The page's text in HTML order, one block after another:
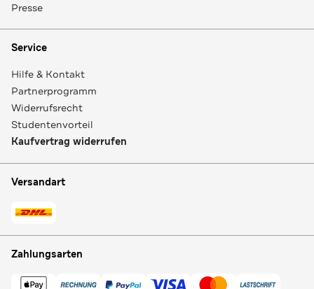
Presse
Service
Hilfe & Kontakt
Partnerprogramm
Widerrufsrecht
Studentenvorteil
Kaufvertrag widerrufen
Versandart
Zahlungsarten